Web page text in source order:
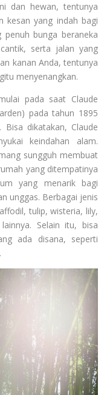
dan hewan, tentunya
kesan yang indah bagi
bunga beraneka
serta jalan yang
kanan Anda, tentunya
menyenangkan.
pada saat Claude
pada tahun 1895
dikatakan, Claude
keindahan alam.
sungguh membuat
yang ditempatinya
yang menarik bagi
unggas. Berbagai jenis
tulip, wisteria, lily,
Selain itu, bisa
ada disana, seperti